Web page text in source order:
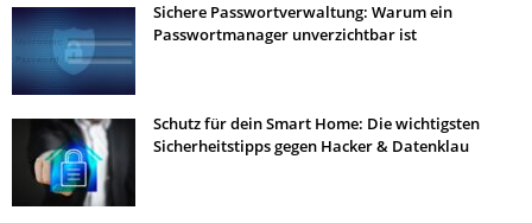
Sichere Passwortverwaltung: Warum ein
Passwortmanager unverzichtbar ist
Schutz für dein Smart Home: Die wichtigsten
Sicherheitstipps gegen Hacker & Datenklau